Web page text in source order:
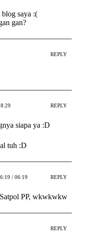
saya :(
gan?
REPLY
REPLY
siapa ya :D
tuh :D
/ 06:19 REPLY
PP, wkwkwkw
REPLY